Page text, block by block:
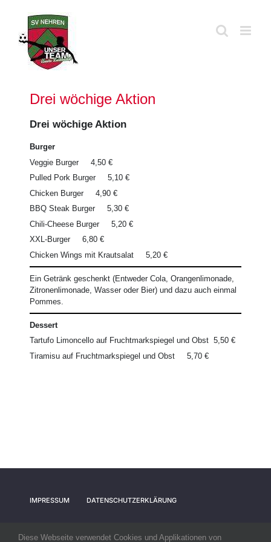
springen
Drei wöchige Aktion
Drei wöchige Aktion
Burger
Veggie Burger 4,50 €
Pulled Pork Burger 5,10 €
Chicken Burger 4,90 €
BBQ Steak Burger 5,30 €
Chili-Cheese Burger 5,20 €
XXL-Burger 6,80 €
Chicken Wings mit Krautsalat 5,20 €
Ein Getränk geschenkt (Entweder Cola, Orangenlimonade,
Zitronenlimonade, Wasser oder Bier) und dazu auch einmal
Pommes.
Dessert
Tartufo Limoncello auf Fruchtmarkspiegel und Obst 5,50 €
Tiramisu auf Fruchtmarkspiegel und Obst 5,70 €
IMPRESSUM DATENSCHUTZERKLÄRUNG
Diese Webseite verwendet Cookies und Applikationen von